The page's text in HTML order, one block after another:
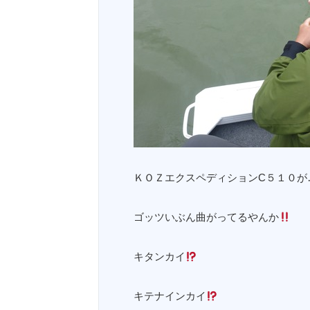
ＫＯＺエクスペディションC５１０
ゴッツいぶん曲がってるやんか
キタンカイ
キテナインカイ